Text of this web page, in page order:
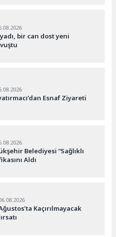
bir can dost yeni
Esnaf Ziyareti
Belediyesi “Sağlıklı
Aldı
Kaçırılmayacak